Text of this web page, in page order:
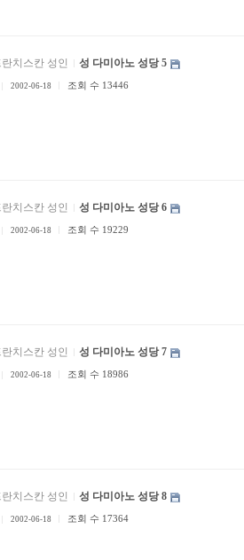
치스칸 성인 성 다미아노 성당 5
2002-06-18 조회 수 13446
치스칸 성인 성 다미아노 성당 6
2002-06-18 조회 수 19229
치스칸 성인 성 다미아노 성당 7
2002-06-18 조회 수 18986
치스칸 성인 성 다미아노 성당 8
2002-06-18 조회 수 17364